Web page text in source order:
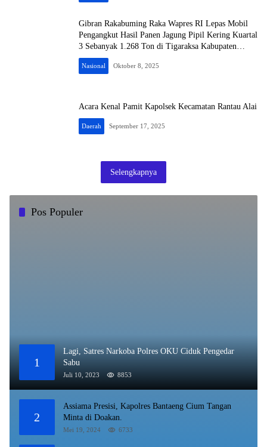
Gibran Rakabuming Raka Wapres RI Lepas Mobil
Pengangkut Hasil Panen Jagung Pipil Kering Kuartal
3 Sebanyak 1.268 Ton di Tigaraksa Kabupaten
Tangerang
Nasional Oktober 8, 2025
Acara Kenal Pamit Kapolsek Kecamatan Rantau Alai
Daerah September 17, 2025
Selengkapnya
Pos Populer
1
Lagi, Satres Narkoba Polres OKU Ciduk Pengedar
Sabu
Juli 10, 2023 8853
2
Assiama Presisi, Kapolres Bantaeng Cium Tangan
Minta di Doakan.
Mei 19, 2024 6733